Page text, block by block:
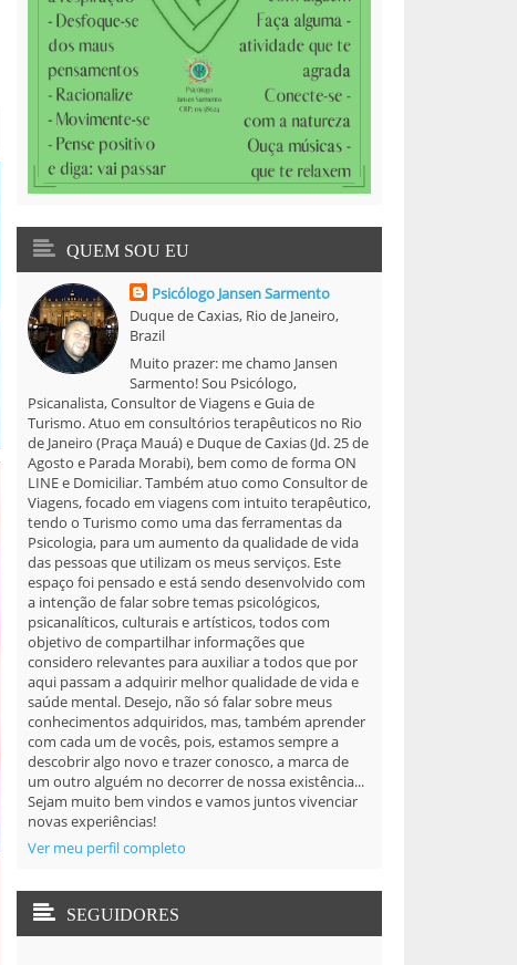
QUEM SOU EU
Psicólogo Jansen Sarmento
Duque de Caxias, Rio de Janeiro,
Brazil
Muito prazer: me chamo Jansen
Sarmento! Sou Psicólogo,
Psicanalista, Consultor de Viagens e Guia de
Turismo. Atuo em consultórios terapêuticos no Rio
de Janeiro (Praça Mauá) e Duque de Caxias (Jd. 25 de
Agosto e Parada Morabi), bem como de forma ON
LINE e Domiciliar. Também atuo como Consultor de
Viagens, focado em viagens com intuito terapêutico,
tendo o Turismo como uma das ferramentas da
Psicologia, para um aumento da qualidade de vida
das pessoas que utilizam os meus serviços. Este
espaço foi pensado e está sendo desenvolvido com
a intenção de falar sobre temas psicológicos,
psicanalíticos, culturais e artísticos, todos com
objetivo de compartilhar informações que
considero relevantes para auxiliar a todos que por
aqui passam a adquirir melhor qualidade de vida e
saúde mental. Desejo, não só falar sobre meus
conhecimentos adquiridos, mas, também aprender
com cada um de vocês, pois, estamos sempre a
descobrir algo novo e trazer conosco, a marca de
um outro alguém no decorrer de nossa existência...
Sejam muito bem vindos e vamos juntos vivenciar
novas experiências!
Ver meu perfil completo
SEGUIDORES